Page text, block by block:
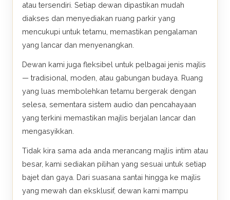
atau tersendiri. Setiap dewan dipastikan mudah
diakses dan menyediakan ruang parkir yang
mencukupi untuk tetamu, memastikan pengalaman
yang lancar dan menyenangkan.
Dewan kami juga fleksibel untuk pelbagai jenis majlis
— tradisional, moden, atau gabungan budaya. Ruang
yang luas membolehkan tetamu bergerak dengan
selesa, sementara sistem audio dan pencahayaan
yang terkini memastikan majlis berjalan lancar dan
mengasyikkan.
Tidak kira sama ada anda merancang majlis intim atau
besar, kami sediakan pilihan yang sesuai untuk setiap
bajet dan gaya. Dari suasana santai hingga ke majlis
yang mewah dan eksklusif, dewan kami mampu